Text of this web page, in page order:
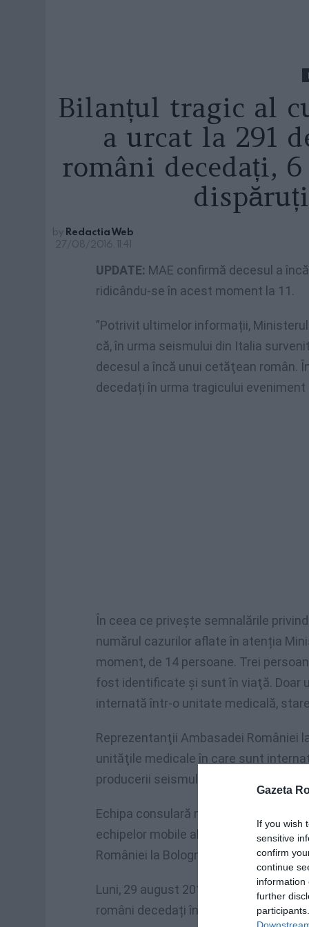
Gazeta
If you wish
sensitive
confirm
continue
information
further
Bilanțul tragic al
a urcat la 291
români decedați,
by Redactia Web
27/08/2016, 11:41
UPDATE: MAE confirmă decesul a
ridicându-se în acest moment la 11.
”Potrivit ultimelor informații,
că, în urma seismului din Italia
decesul a încă unui cetăţean român.
decedați în urma tragicului eveniment
În ceea ce privește semnalările
numărul cazurilor aflate în atenția
moment, de 14 persoane. Trei
fost identificate și sunt în viaţă. Doar
internată într-o unitate medicală,
Reprezentanţii Ambasadei României
unităţile medicale în care sunt
producerii seismului.
Echipa consulară mobilă din cadrul
echipelor mobile ale Ambasadei
României la Bologna, aflate deja pe
Luni, 29 august 2016, vor fi repatriate
români decedați în seismul produs la